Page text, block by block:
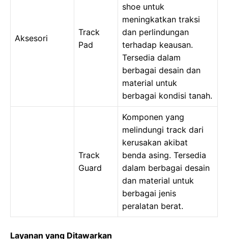
Aksesori
Track
Pad
shoe untuk
meningkatkan traksi
dan perlindungan
terhadap keausan.
Tersedia dalam
berbagai desain dan
material untuk
berbagai kondisi tanah.
Track
Guard
Komponen yang
melindungi track dari
kerusakan akibat
benda asing. Tersedia
dalam berbagai desain
dan material untuk
berbagai jenis
peralatan berat.
Layanan yang Ditawarkan